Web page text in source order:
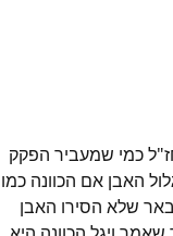
כמי שמעביר הפקק
האבן אם הכוונה כמו
שלא הסירו האבן